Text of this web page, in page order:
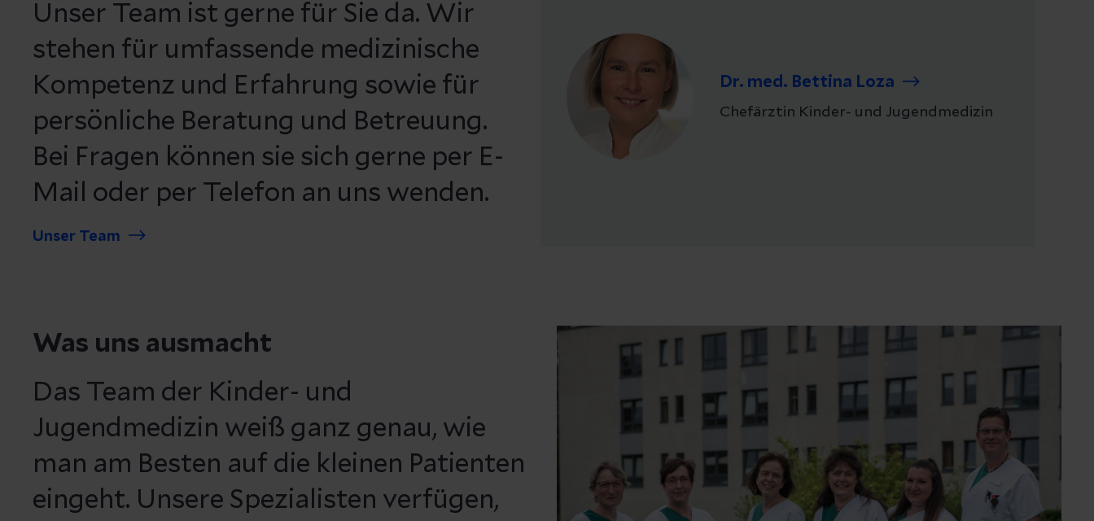
Unser Team ist gerne für Sie da. Wir
stehen für umfassende medizinische
Kompetenz und Erfahrung sowie für
persönliche Beratung und Betreuung.
Bei Fragen können sie sich gerne per E-
Mail oder per Telefon an uns wenden.
Unser Team
Dr. med. Bettina Loza
Chefärztin Kinder- und Jugendmedizin
Was uns ausmacht
Das Team der Kinder- und
Jugendmedizin weiß ganz genau, wie
man am Besten auf die kleinen Patienten
eingeht. Unsere Spezialisten verfügen,